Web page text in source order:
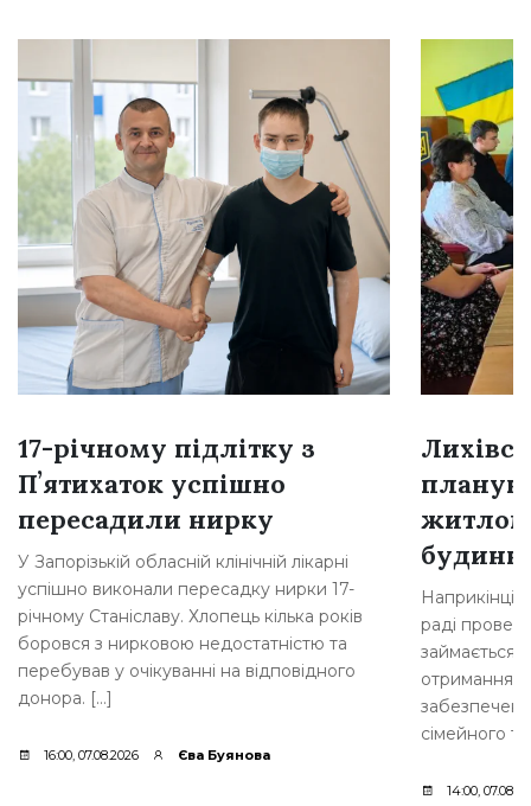
17-річному підлітку з
Пʼятихаток успішно
пересадили нирку
У Запорізькій обласній клінічній лікарні
успішно виконали пересадку нирки 17-
річному Станіславу. Хлопець кілька років
боровся з нирковою недостатністю та
перебував у очікуванні на відповідного
донора. […]
16:00, 07.08.2026 Єва Буянова
Наприкінці
раді
займається
отримання
сімейного
14:00,